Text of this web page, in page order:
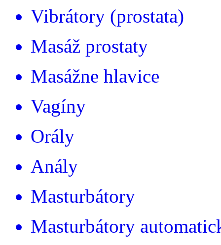
Vibrátory (prostata)
Masáž prostaty
Masážne hlavice
Vagíny
Orály
Anály
Masturbátory
Masturbátory